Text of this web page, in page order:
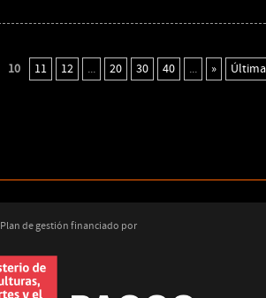
nuestra
2024
10 11 12 ... 20 30 40 ... »
Última
Plan de gestión financiado por